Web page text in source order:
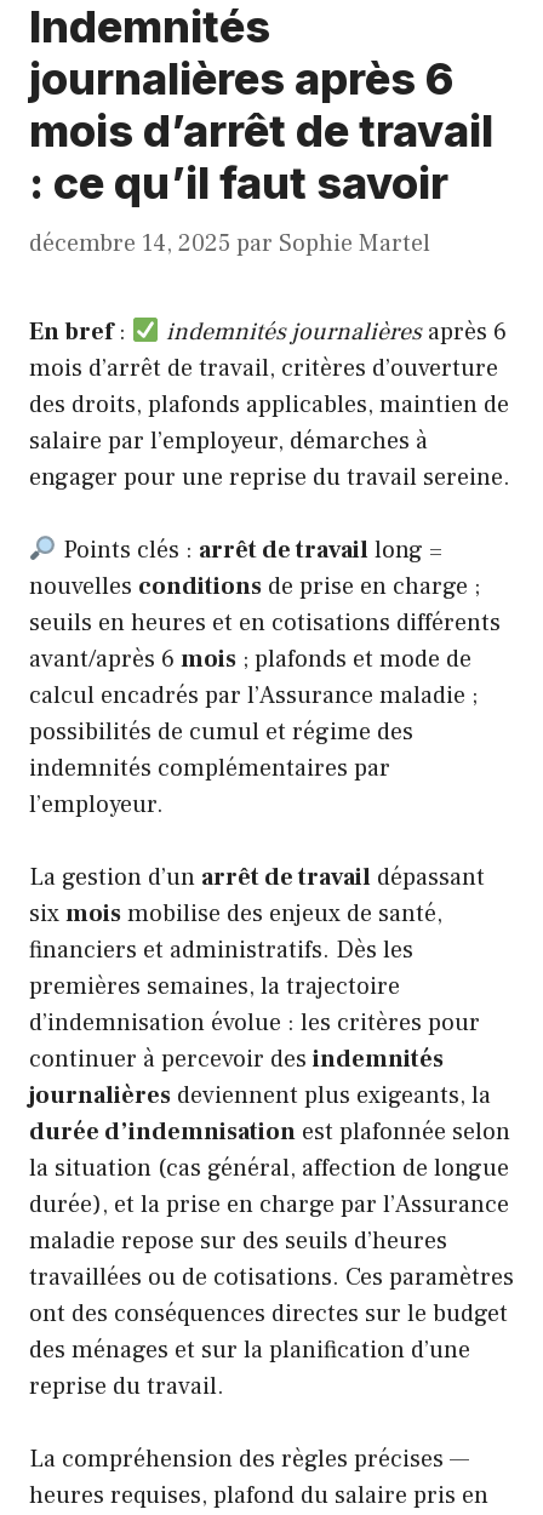
Indemnités
journalières après 6
mois d’arrêt de travail
: ce qu’il faut savoir
décembre 14, 2025 par Sophie Martel
En bref: indemnités journalièresaprès 6
mois d’arrêt de travail, critères d’ouverture
des droits, plafonds applicables, maintien de
salaire par l’employeur, démarches à
engager pour une reprise du travail sereine.
Points clés : arrêt de travaillong =
nouvelles conditions de prise en charge ;
seuils en heures et en cotisations différents
avant/après 6 mois ; plafonds et mode de
calcul encadrés par l’Assurance maladie ;
possibilités de cumul et régime des
indemnités complémentaires par
l’employeur.
La gestion d’un arrêt de travail dépassant
sixmoismobilise des enjeux de santé,
financiers et administratifs. Dès les
premières semaines, la trajectoire
d’indemnisation évolue : les critères pour
continuer à percevoir des indemnités
journalières deviennent plus exigeants, la
durée d’indemnisation est plafonnée selon
la situation (cas général, affection de longue
durée), et la prise en charge par l’Assurance
maladie repose sur des seuils d’heures
travaillées ou de cotisations. Ces paramètres
ont des conséquences directes sur le budget
des ménages et sur la planification d’une
reprise du travail.
La compréhension des règles précises —
heures requises, plafond du salaire pris en